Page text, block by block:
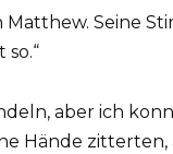
Seine
so.“
aber ich
Hände zitterten,